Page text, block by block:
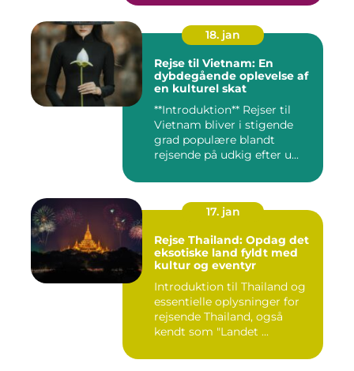
18. jan
Rejse til Vietnam: En
dybdegående oplevelse af
en kulturel skat
**Introduktion** Rejser til
Vietnam bliver i stigende
grad populære blandt
rejsende på udkig efter u...
17. jan
Rejse Thailand: Opdag det
eksotiske land fyldt med
kultur og eventyr
Introduktion til Thailand og
essentielle oplysninger for
rejsende Thailand, også
kendt som "Landet ...